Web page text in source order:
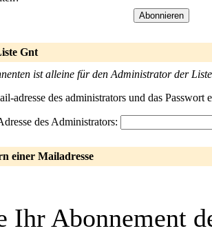
Gnt
ist alleine für den Administrator der
adresse des administrators und das
des Administrators:
einer Mailadresse
Ihr Abonnement